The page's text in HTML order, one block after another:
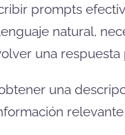
prompts
natural,
una respuesta
una